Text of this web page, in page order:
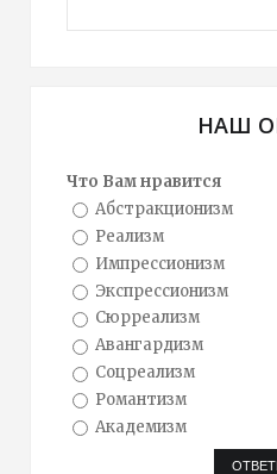
НАШ
Что Вам нравится
Абстракционизм
Реализм
Импрессионизм
Экспрессионизм
Сюрреализм
Авангардизм
Соцреализм
Романтизм
Академизм